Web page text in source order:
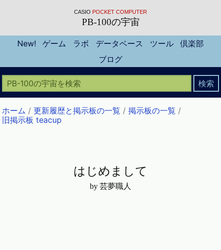
CASIO POCKET COMPUTER
PB-100の宇宙
New! ゲーム ラボ データベース ツール
倶楽部
ブログ
ホーム /更新履歴と掲示板の一覧 /掲示板の一覧 /
旧掲示板 teacup
はじめまして
by 芸夢職人